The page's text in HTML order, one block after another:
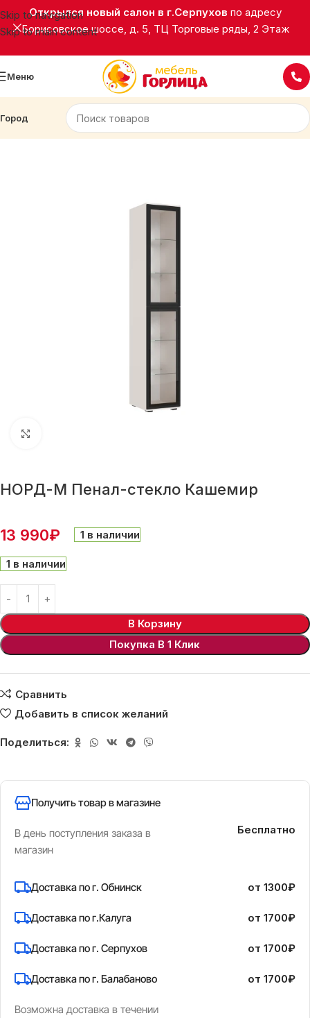
Skip to navigation
Skip to main content
Открылся новый салон в г.Серпухов по адресу
Борисовское шоссе, д. 5, ТЦ Торговые ряды, 2 Этаж
Меню
Город
Корпусная мебель Шкафы распашные
НОРД-М Пенал-стекло Кашемир
13 990₽ 1 в наличии
1 в наличии
В Корзину
Покупка В 1 Клик
Сравнить
Добавить в список желаний
Поделиться:
Получить товар в магазине
В день поступления заказа в
магазин
Бесплатно
Доставка по г. Обнинск
Доставка по г.Калуга
Доставка по г. Серпухов
Доставка по г. Балабаново
Возможна доставка в течении
от 1300₽
от 1700₽
от 1700₽
от 1700₽